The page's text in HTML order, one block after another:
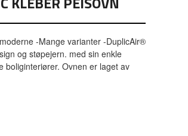
-Mange varianter -DuplicAir®
og støpejern. med sin enkle
boliginteriører. Ovnen er laget av